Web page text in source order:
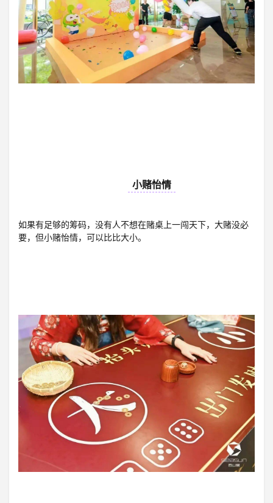
小赌怡情
如果有足够的筹码，没有人不想在赌桌上一闯天下，大赌没必
要，但小赌怡情，可以比比大小。